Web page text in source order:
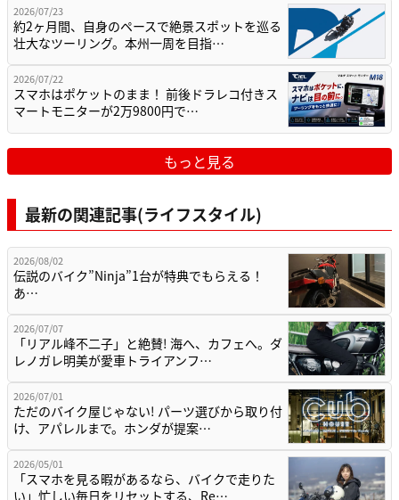
2026/07/23
約2ヶ月間、自身のペースで絶景スポットを巡る
壮大なツーリング。本州一周を目指…
2026/07/22
スマホはポケットのまま！ 前後ドラレコ付きス
マートモニターが2万9800円で…
もっと見る
最新の関連記事(ライフスタイル)
2026/08/02
伝説のバイク”Ninja”1台が特典でもらえる！
あ…
2026/07/07
「リアル峰不二子」と絶賛! 海へ、カフェへ。ダ
レノガレ明美が愛車トライアンフ…
2026/07/01
ただのバイク屋じゃない! パーツ選びから取り付
け、アパレルまで。ホンダが提案…
2026/05/01
「スマホを見る暇があるなら、バイクで走りた
い」忙しい毎日をリセットする、Re…